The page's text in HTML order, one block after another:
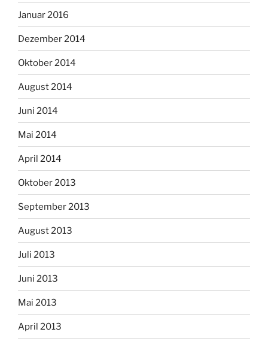
Januar 2016
Dezember 2014
Oktober 2014
August 2014
Juni 2014
Mai 2014
April 2014
Oktober 2013
September 2013
August 2013
Juli 2013
Juni 2013
Mai 2013
April 2013